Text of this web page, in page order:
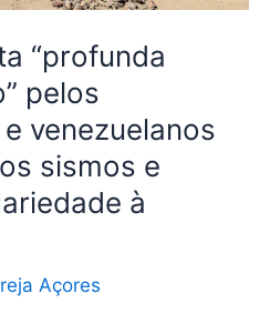
“profunda
pelos
venezuelanos
sismos e
à
Açores